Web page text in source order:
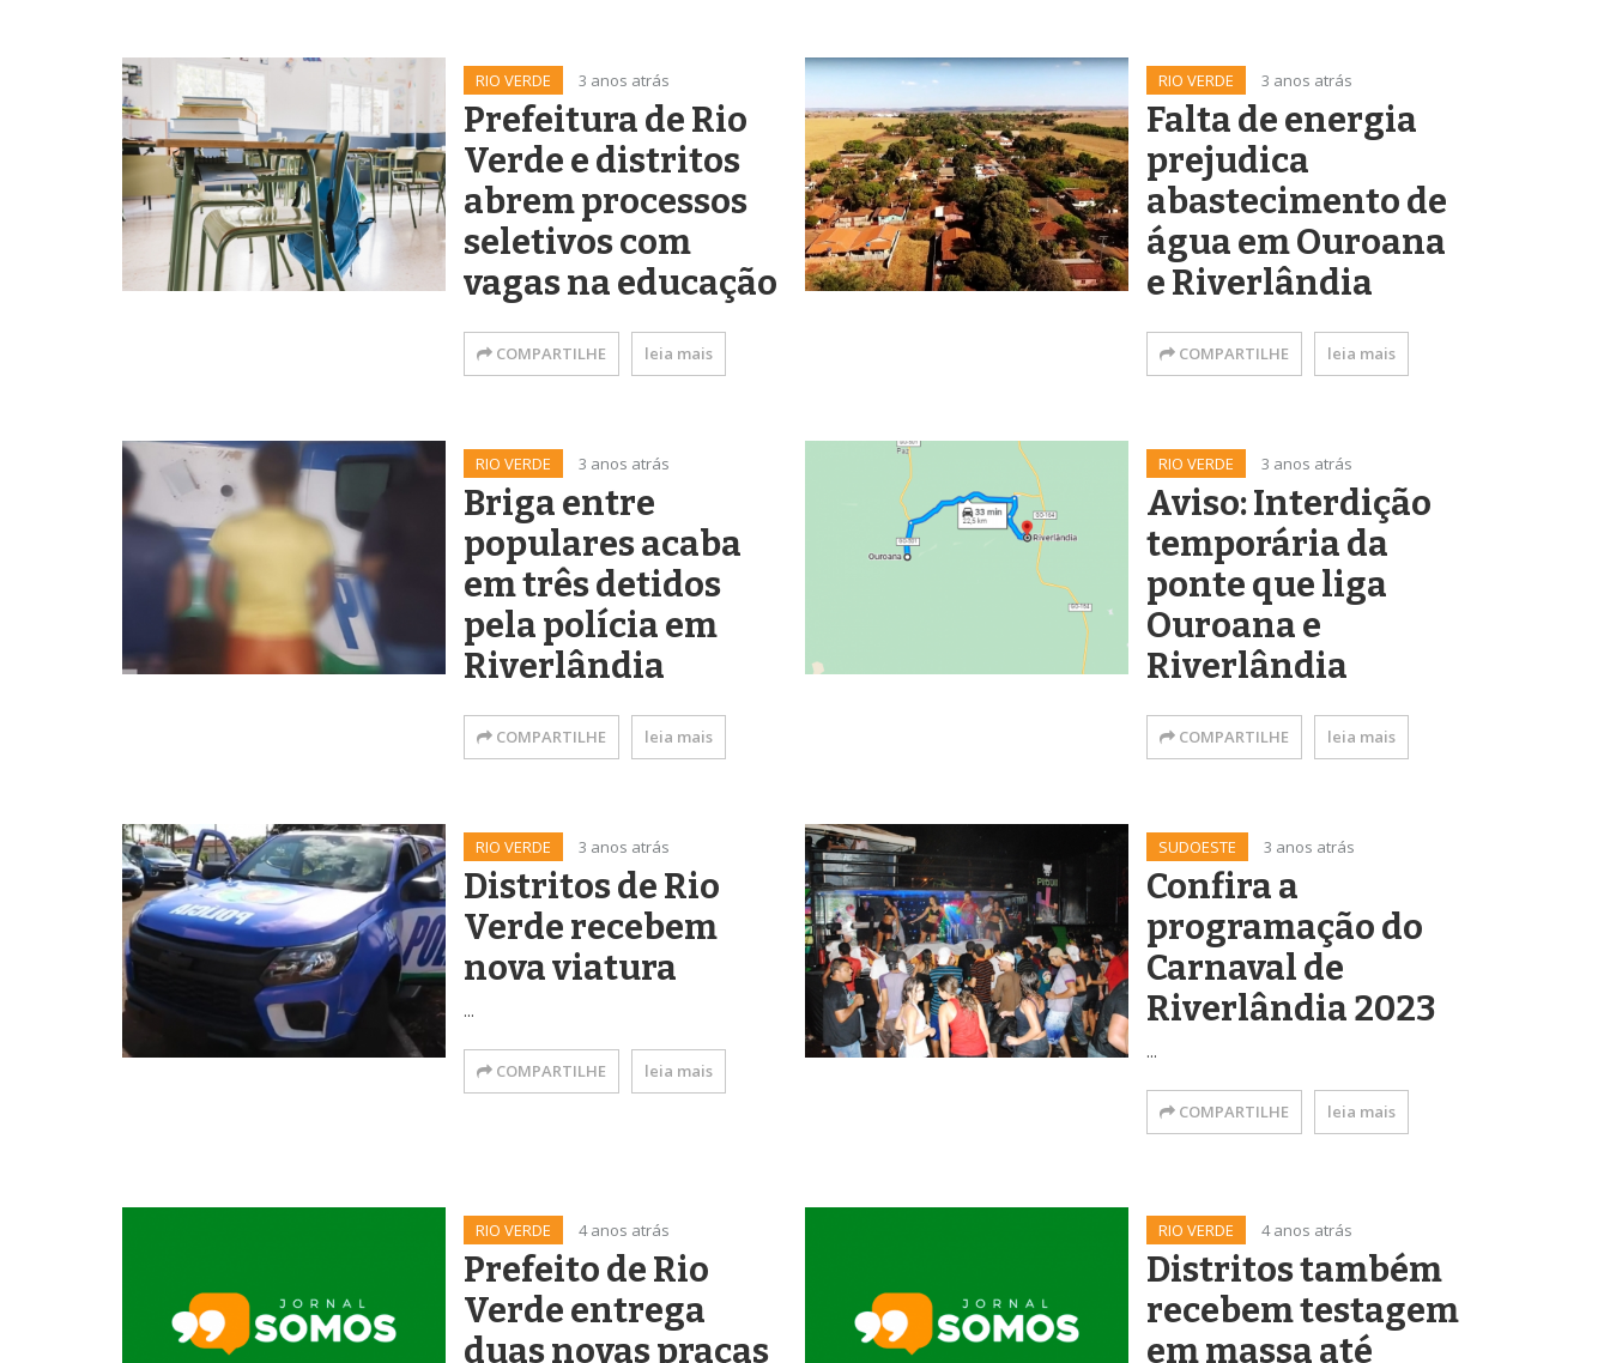
RIO VERDE 3 anos atrás
Prefeitura de Rio
Verde e distritos
abrem processos
seletivos com
vagas na educação
COMPARTILHE leia mais
RIO VERDE 3 anos atrás
Falta de energia
prejudica
abastecimento de
água em Ouroana
e Riverlândia
COMPARTILHE leia mais
RIO VERDE 3 anos atrás
Briga entre
populares acaba
em três detidos
pela polícia em
Riverlândia
COMPARTILHE leia mais
RIO VERDE 3 anos atrás
Aviso: Interdição
temporária da
ponte que liga
Ouroana e
Riverlândia
COMPARTILHE leia mais
RIO VERDE 3 anos atrás
Distritos de Rio
Verde recebem
nova viatura
...
COMPARTILHE leia mais
SUDOESTE 3 anos atrás
Confira a
programação do
Carnaval de
Riverlândia 2023
...
COMPARTILHE leia mais
RIO VERDE 4 anos atrás
Prefeito de Rio
Verde entrega
duas novas praças
RIO VERDE 4 anos atrás
Distritos também
recebem testagem
em massa até